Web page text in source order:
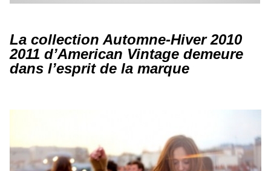
La collection Automne-Hiver 2010
2011 d’American Vintage demeure
dans l’esprit de la marque